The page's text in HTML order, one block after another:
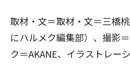
取材・文＝取材・文＝三橋
にハルメク編集部）、撮影
ク＝AKANE、イラストレー